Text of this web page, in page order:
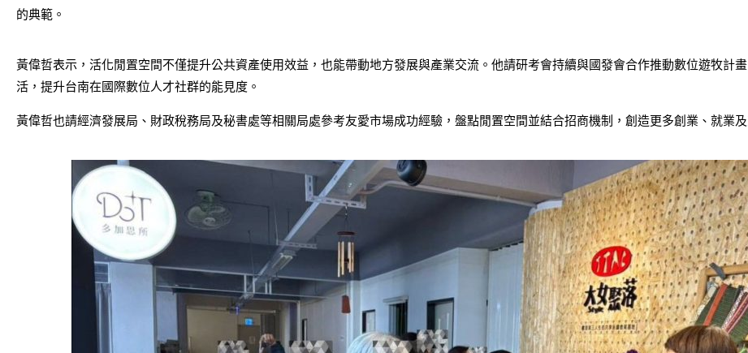
的典範。
黃偉哲表示，活化閒置空間不僅提升公共資產使用效益，也能帶動地方發展與產業交流。他請研考會持續與國發會合作推動數位遊牧計
活，提升台南在國際數位人才社群的能見度。
黃偉哲也請經濟發展局、財政稅務局及秘書處等相關局處參考友愛市場成功經驗，盤點閒置空間並結合招商機制，創造更多創業、就業